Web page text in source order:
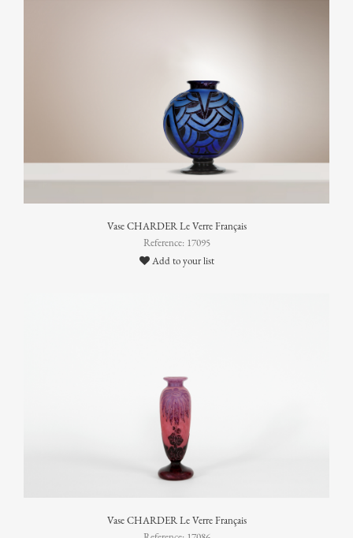
Vase CHARDER Le Verre Français
Reference: 17095
Add to your list
Vase CHARDER Le Verre Français